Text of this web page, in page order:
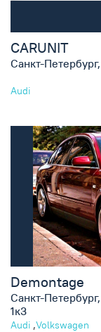
CARUNIT
Санкт-Петербург,
Audi
Demontage
Санкт-
1к3
Audi ,Volkswagen